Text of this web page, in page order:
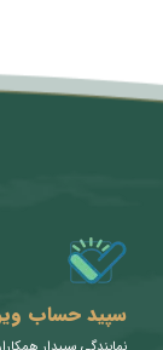
متن سربرگ خود
سپید حساب